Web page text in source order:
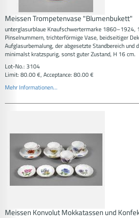
Meissen Trompetenvase "Blumenbukett"
unterglasurblaue Knaufschwertermarke 1860–1924,
Pinselnummern, trichterförmige Vase, beidseitiger
Aufglasurbemalung, der abgesetzte Standbereich und
minimalst kratzspurig, sonst guter Zustand, H 16 cm.
Lot-No.: 3104
Limit: 80.00 €, Acceptance: 80.00 €
Mehr Informationen...
Meissen Konvolut Mokkatassen und